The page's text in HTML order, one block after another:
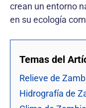
crean un entorno
en su ecología
Temas del
Relieve de
Hidrografía de